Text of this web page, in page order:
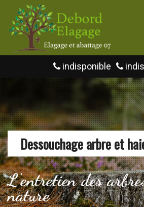
indisponible
Dessouchage arbre et
L'entretien des
nature